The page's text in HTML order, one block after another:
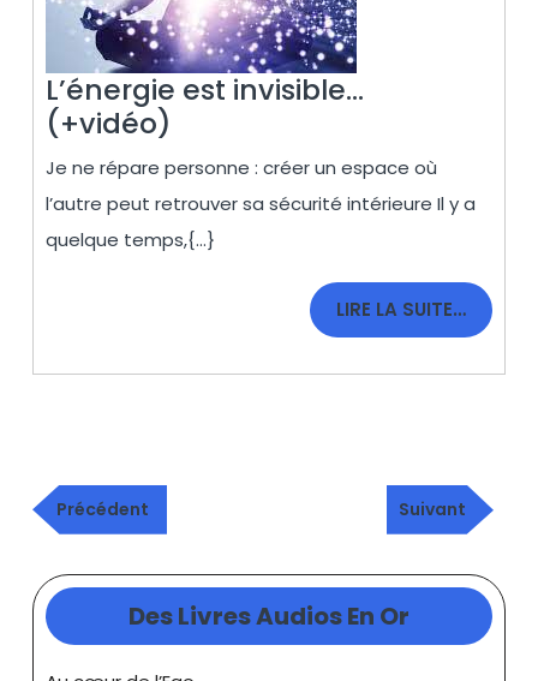
L’énergie est invisible…
(+vidéo)
est
invisible…
(+vidéo)
Je ne répare personne : créer un espace où
l’autre peut retrouver sa sécurité intérieure Il y a
quelque temps,{...}
LIRE LA SUITE…LIRE
LA
Navigation
dePublication
précédente
Précédent
Article
suivant
Suivant
Des Livres Audios En Or